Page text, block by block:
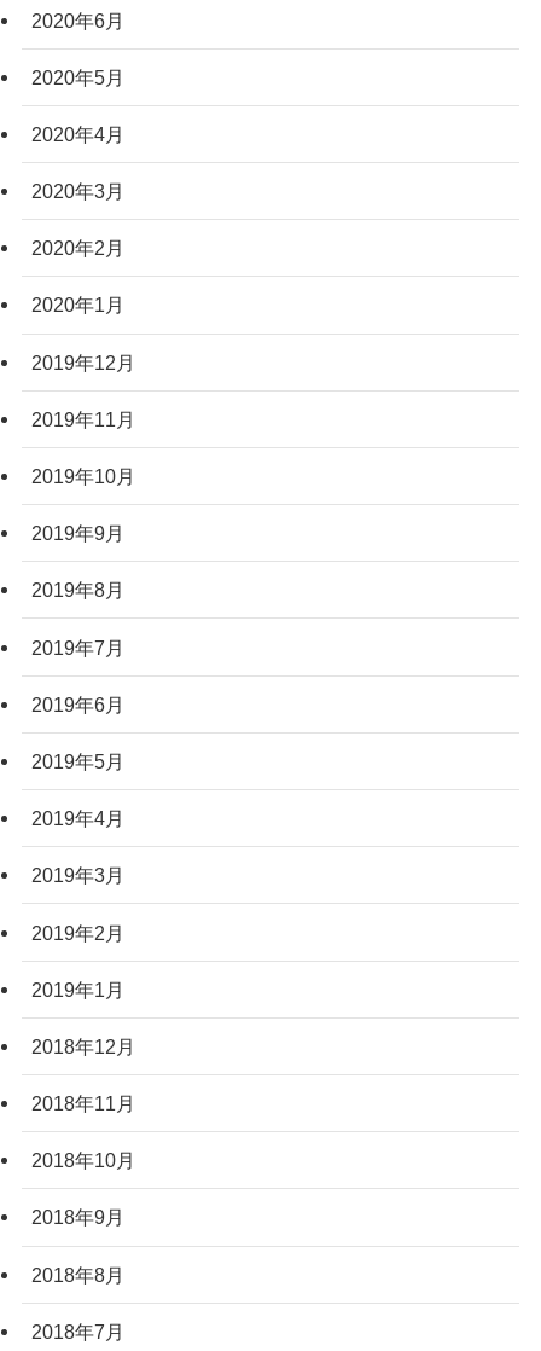
2020年6月
2020年5月
2020年4月
2020年3月
2020年2月
2020年1月
2019年12月
2019年11月
2019年10月
2019年9月
2019年8月
2019年7月
2019年6月
2019年5月
2019年4月
2019年3月
2019年2月
2019年1月
2018年12月
2018年11月
2018年10月
2018年9月
2018年8月
2018年7月